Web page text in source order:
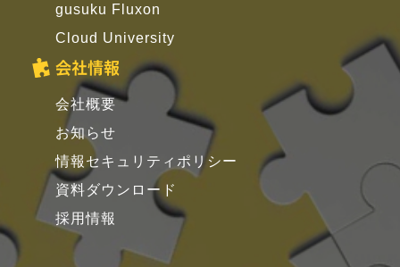
gusuku Fluxon
Cloud University
会社情報
会社概要
お知らせ
情報セキュリティポリシー
資料ダウンロード
採用情報